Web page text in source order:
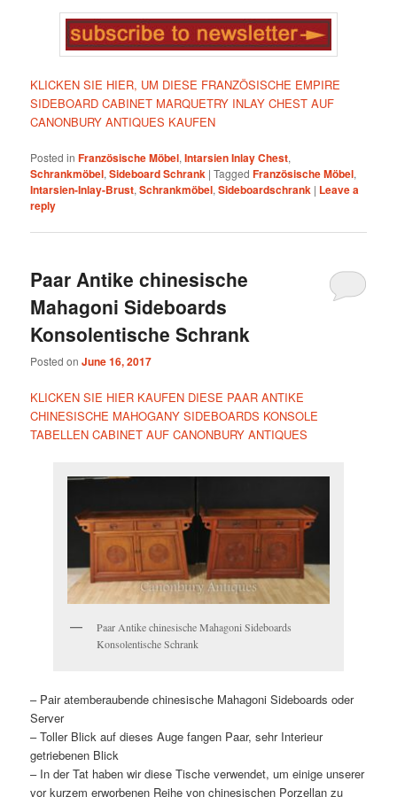
KLICKEN SIE HIER, UM DIESE FRANZÖSISCHE EMPIRE
SIDEBOARD CABINET MARQUETRY INLAY CHEST AUF
CANONBURY ANTIQUES KAUFEN
Posted in Französische Möbel,Intarsien Inlay Chest,
Schrankmöbel,Sideboard Schrank |Tagged Französische Möbel,
Intarsien-Inlay-Brust,Schrankmöbel,Sideboardschrank | Leave a
reply
Paar Antike chinesische
Mahagoni Sideboards
Konsolentische Schrank
Posted onJune 16, 2017
KLICKEN SIE HIER KAUFEN DIESE PAAR ANTIKE
CHINESISCHE MAHOGANY SIDEBOARDS KONSOLE
TABELLEN CABINET AUF CANONBURY ANTIQUES
Paar Antike chinesische Mahagoni Sideboards
Konsolentische Schrank
– Pair atemberaubende chinesische Mahagoni Sideboards oder
Server
– Toller Blick auf dieses Auge fangen Paar, sehr Interieur
getriebenen Blick
– In der Tat haben wir diese Tische verwendet, um einige unserer
vor kurzem erworbenen Reihe von chinesischen Porzellan zu